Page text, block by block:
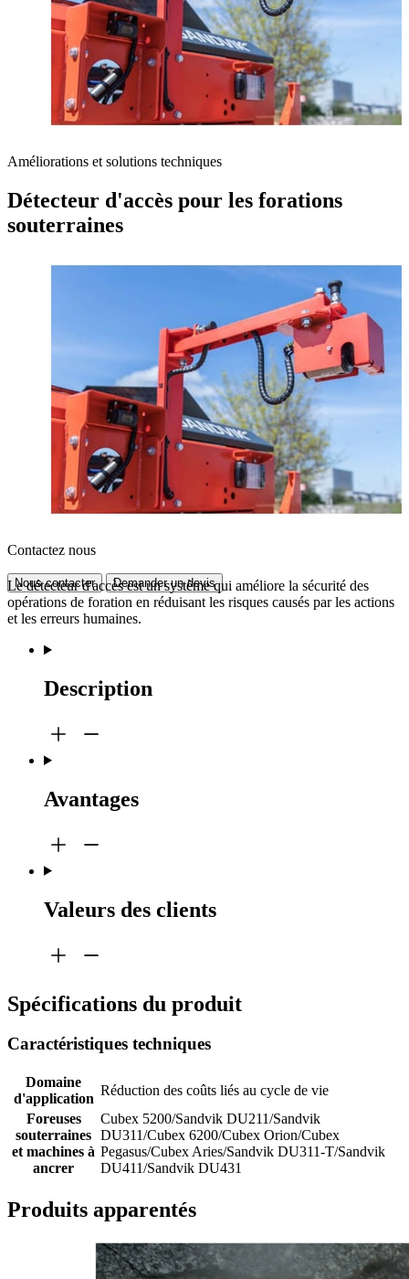
Améliorations et solutions techniques
Détecteur d'accès pour les forations
souterraines
Contactez nous
Nous contacter Demander un devis
Le détecteur d'accès est un système qui améliore la sécurité des
opérations de foration en réduisant les risques causés par les actions
et les erreurs humaines.
Description
Avantages
Valeurs des clients
Spécifications du produit
Caractéristiques techniques
Domaine
d'application
Réduction des coûts liés au cycle de vie
Foreuses
souterraines
et machines à
ancrer
Cubex 5200/Sandvik DU211/Sandvik
DU311/Cubex 6200/Cubex Orion/Cubex
Pegasus/Cubex Aries/Sandvik DU311-T/Sandvik
DU411/Sandvik DU431
Produits apparentés